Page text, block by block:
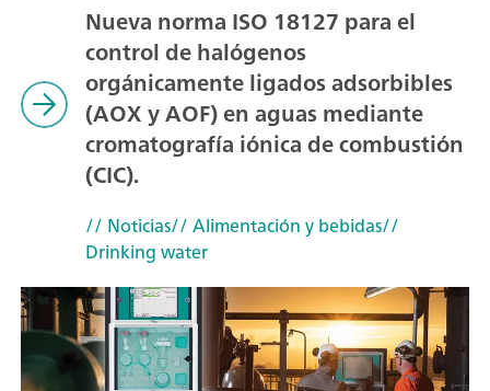
Nueva norma ISO 18127 para el
control de halógenos
orgánicamente ligados adsorbibles
(AOX y AOF) en aguas mediante
cromatografía iónica de combustión
(CIC).
// Noticias// Alimentación y bebidas//
Drinking water